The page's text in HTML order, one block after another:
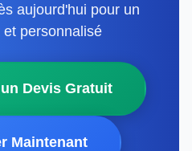
aujourd'hui pour un
personnalisé
Devis Gratuit
Maintenant